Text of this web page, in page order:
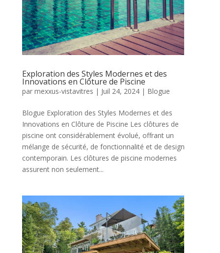
Exploration des Styles Modernes et des
Innovations en Clôture de Piscine
par mexxus-vistavitres | Juil 24, 2024| Blogue
Blogue Exploration des Styles Modernes et des
Innovations en Clôture de Piscine Les clôtures de
piscine ont considérablement évolué, offrant un
mélange de sécurité, de fonctionnalité et de design
contemporain. Les clôtures de piscine modernes
assurent non seulement...